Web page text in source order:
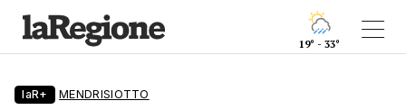
19° - 33°
laR+ MENDRISIOTTO